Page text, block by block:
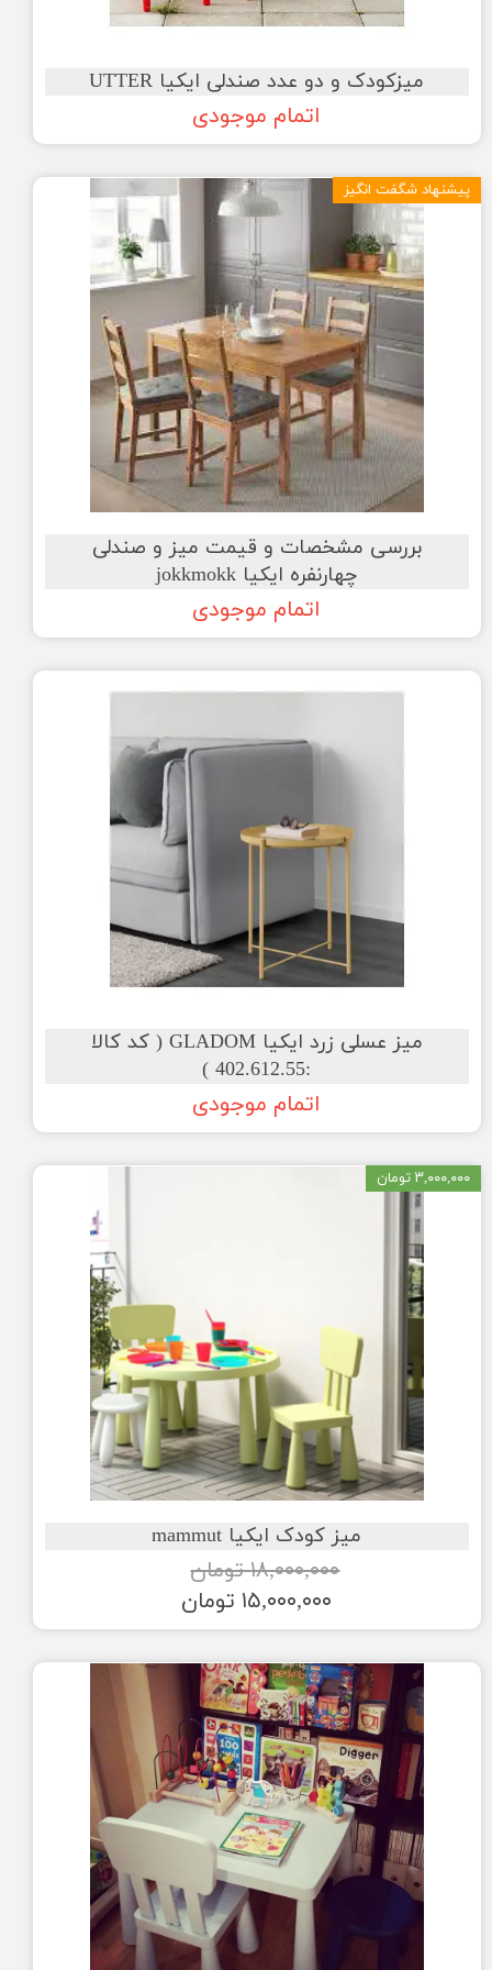
★★★★★
میزکودک و دو عدد صندلی ایکیا UTTER
اتمام موجودی
بررسی مشخصات و قیمت میز و صندلی
چهارنفره ایکیا jokkmokk
اتمام موجودی
پیشنهاد شگفت انگیز
میز عسلی زرد ایکیا GLADOM ( کد کالا
:402.612.55 )
اتمام موجودی
میز کودک ایکیا mammut
۱۸,۰۰۰,۰۰۰ تومان
۱۵,۰۰۰,۰۰۰ تومان
۳,۰۰۰,۰۰۰ تومان